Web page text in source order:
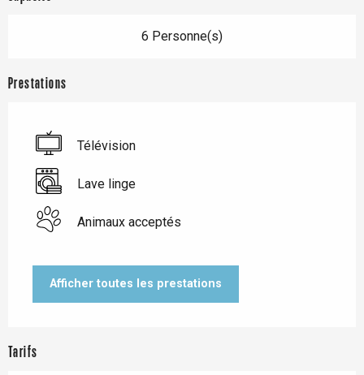
6 Personne(s)
Prestations
Télévision
Lave linge
Animaux acceptés
Afficher toutes les prestations
Tarifs